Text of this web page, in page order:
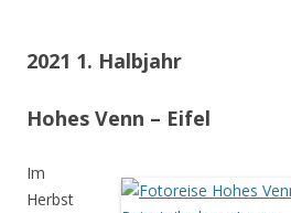
2021 1. Halbjahr
Hohes Venn – Eifel
Im
Herbst